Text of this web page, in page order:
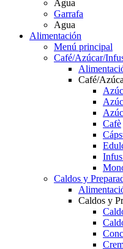
Agua
Garrafa
Agua
Alimentación
Menú principal
Café/Azúcar/
Café/
Cafè
Caldos y
Caldos y